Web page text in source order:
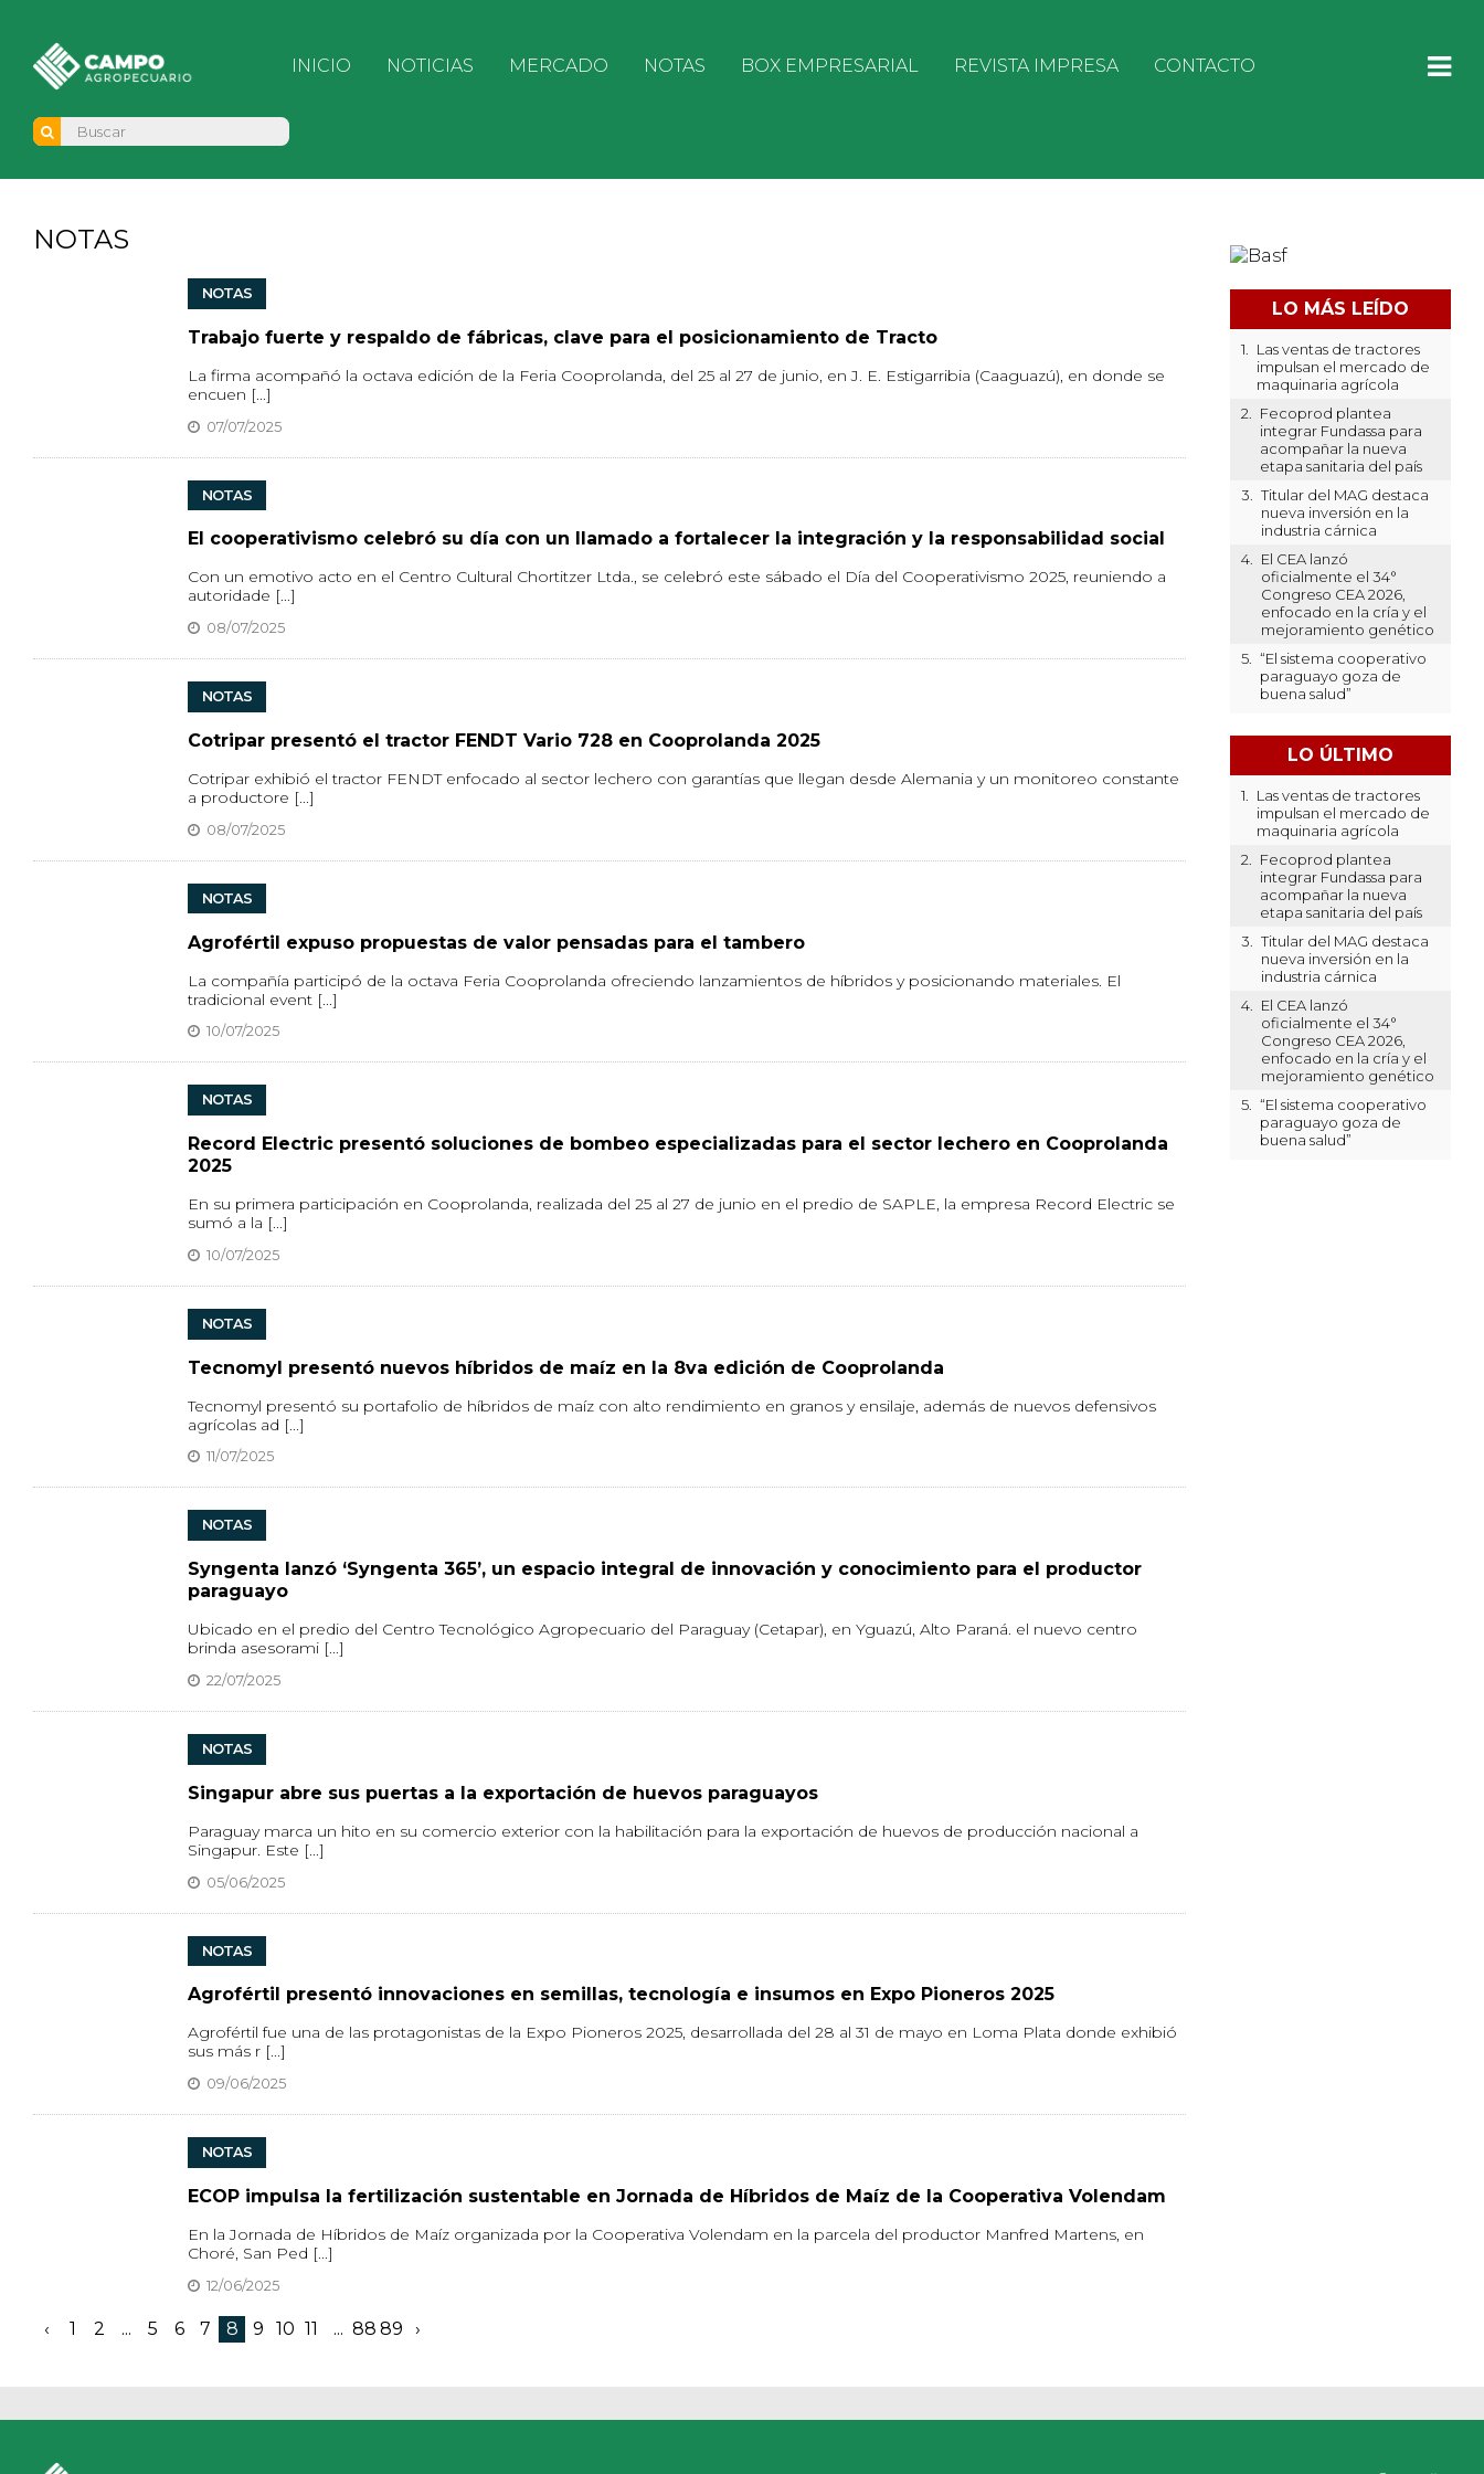
INICIO NOTICIAS MERCADO NOTAS BOX EMPRESARIAL REVISTA IMPRESA CONTACTO
NOTAS
NOTAS
Trabajo fuerte y respaldo de fábricas, clave para el posicionamiento de Tracto
La firma acompañó la octava edición de la Feria Cooprolanda, del 25 al 27 de junio, en J. E. Estigarribia (Caaguazú), en donde se
encuen [...]
07/07/2025
NOTAS
El cooperativismo celebró su día con un llamado a fortalecer la integración y la responsabilidad social
Con un emotivo acto en el Centro Cultural Chortitzer Ltda., se celebró este sábado el Día del Cooperativismo 2025, reuniendo a
autoridade [...]
08/07/2025
NOTAS
Cotripar presentó el tractor FENDT Vario 728 en Cooprolanda 2025
Cotripar exhibió el tractor FENDT enfocado al sector lechero con garantías que llegan desde Alemania y un monitoreo constante
a productore [...]
08/07/2025
NOTAS
Agrofértil expuso propuestas de valor pensadas para el tambero
La compañía participó de la octava Feria Cooprolanda ofreciendo lanzamientos de híbridos y posicionando materiales. El
tradicional event [...]
10/07/2025
NOTAS
Record Electric presentó soluciones de bombeo especializadas para el sector lechero en Cooprolanda
2025
En su primera participación en Cooprolanda, realizada del 25 al 27 de junio en el predio de SAPLE, la empresa Record Electric se
sumó a la [...]
10/07/2025
NOTAS
Tecnomyl presentó nuevos híbridos de maíz en la 8va edición de Cooprolanda
Tecnomyl presentó su portafolio de híbridos de maíz con alto rendimiento en granos y ensilaje, además de nuevos defensivos
agrícolas ad [...]
11/07/2025
NOTAS
Syngenta lanzó ‘Syngenta 365’, un espacio integral de innovación y conocimiento para el productor
paraguayo
Ubicado en el predio del Centro Tecnológico Agropecuario del Paraguay (Cetapar), en Yguazú, Alto Paraná. el nuevo centro
brinda asesorami [...]
22/07/2025
NOTAS
Singapur abre sus puertas a la exportación de huevos paraguayos
Paraguay marca un hito en su comercio exterior con la habilitación para la exportación de huevos de producción nacional a
Singapur. Este [...]
05/06/2025
NOTAS
Agrofértil presentó innovaciones en semillas, tecnología e insumos en Expo Pioneros 2025
Agrofértil fue una de las protagonistas de la Expo Pioneros 2025, desarrollada del 28 al 31 de mayo en Loma Plata donde exhibió
sus más r [...]
09/06/2025
NOTAS
ECOP impulsa la fertilización sustentable en Jornada de Híbridos de Maíz de la Cooperativa Volendam
En la Jornada de Híbridos de Maíz organizada por la Cooperativa Volendam en la parcela del productor Manfred Martens, en
Choré, San Ped [...]
12/06/2025
‹ 1 2 ... 5 6 7 8 9 10 11 ... 88 89 ›
LO MÁS LEÍDO
1.
Las ventas de tractores
impulsan el mercado de
maquinaria agrícola
2.
Fecoprod plantea
integrar Fundassa para
acompañar la nueva
etapa sanitaria del país
3.
Titular del MAG destaca
nueva inversión en la
industria cárnica
4.
El CEA lanzó
oficialmente el 34°
Congreso CEA 2026,
enfocado en la cría y el
mejoramiento genético
5.
“El sistema cooperativo
paraguayo goza de
buena salud”
LO ÚLTIMO
1.
Las ventas de tractores
impulsan el mercado de
maquinaria agrícola
2.
Fecoprod plantea
integrar Fundassa para
acompañar la nueva
etapa sanitaria del país
3.
Titular del MAG destaca
nueva inversión en la
industria cárnica
4.
El CEA lanzó
oficialmente el 34°
Congreso CEA 2026,
enfocado en la cría y el
mejoramiento genético
5.
“El sistema cooperativo
paraguayo goza de
buena salud”